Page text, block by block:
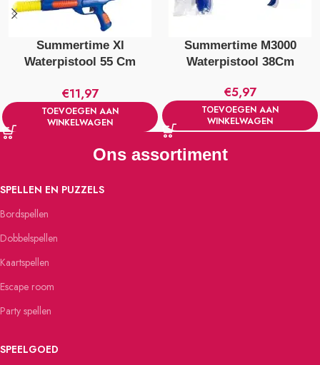
Summertime Xl
Waterpistool 55 Cm
€11,97
TOEVOEGEN AAN
WINKELWAGEN
Summertime M3000
Waterpistool 38Cm
€5,97
TOEVOEGEN AAN
WINKELWAGEN
Ons assortiment
SPELLEN EN PUZZELS
Bordspellen
Dobbelspellen
Kaartspellen
Escape room
Party spellen
SPEELGOED